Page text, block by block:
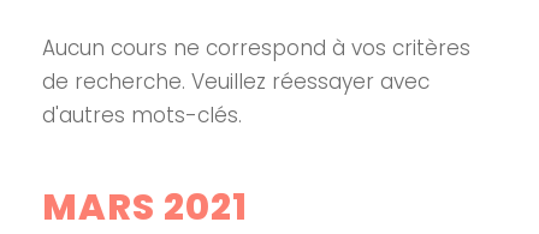
Aucun cours ne correspond à vos critères
de recherche. Veuillez réessayer avec
d'autres mots-clés.
MARS 2021